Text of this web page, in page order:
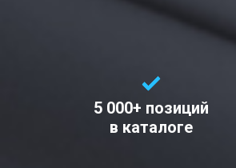
5 000+ позиций
в каталоге